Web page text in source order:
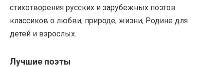
стихотворения русских и зарубежных поэтов
классиков о любви, природе, жизни, Родине для
детей и взрослых.
Лучшие поэты